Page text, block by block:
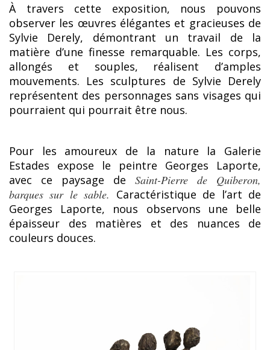
À travers cette exposition, nous pouvons
observer les œuvres élégantes et gracieuses de
Sylvie Derely, démontrant un travail de la
matière d’une finesse remarquable. Les corps,
allongés et souples, réalisent d’amples
mouvements. Les sculptures de Sylvie Derely
représentent des personnages sans visages qui
pourraient qui pourrait être nous.
Pour les amoureux de la nature la Galerie
Estades expose le peintre Georges Laporte,
avec ce paysage de Saint-Pierre de Quiberon,
barques sur le sable. Caractéristique de l’art de
Georges Laporte, nous observons une belle
épaisseur des matières et des nuances de
couleurs douces.